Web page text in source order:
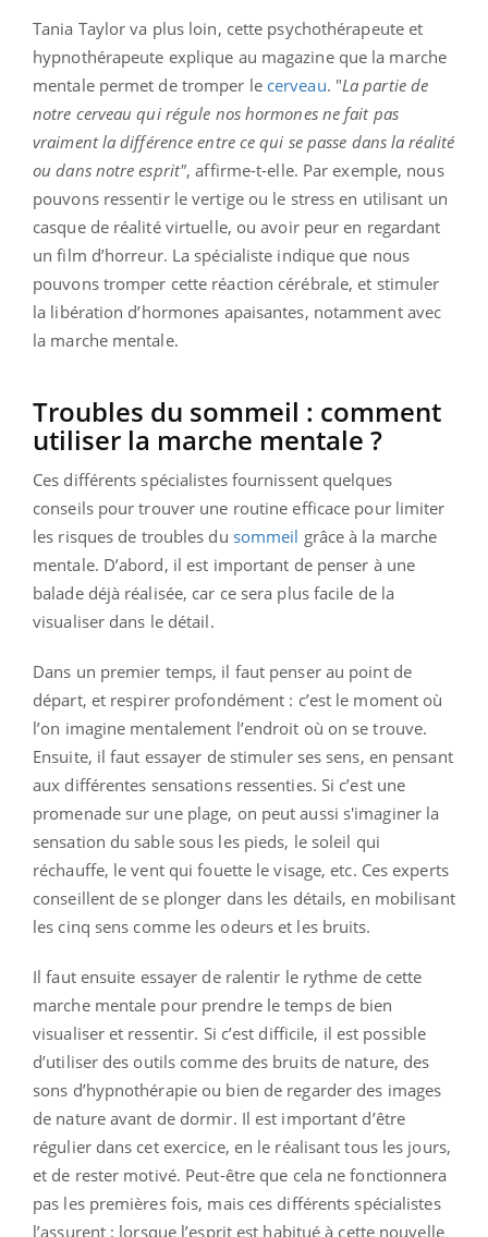
Tania Taylor va plus loin, cette psychothérapeute et
hypnothérapeute explique au magazine que la marche
mentale permet de tromper le cerveau. "La partie de
notre cerveau qui régule nos hormones ne fait pas
vraiment la différence entre ce qui se passe dans la réalité
ou dans notre esprit", affirme-t-elle. Par exemple, nous
pouvons ressentir le vertige ou le stress en utilisant un
casque de réalité virtuelle, ou avoir peur en regardant
un film d’horreur. La spécialiste indique que nous
pouvons tromper cette réaction cérébrale, et stimuler
la libération d’hormones apaisantes, notamment avec
la marche mentale.
Troubles du sommeil : comment
utiliser la marche mentale ?
Ces différents spécialistes fournissent quelques
conseils pour trouver une routine efficace pour limiter
les risques de troubles du sommeil grâce à la marche
mentale. D’abord, il est important de penser à une
balade déjà réalisée, car ce sera plus facile de la
visualiser dans le détail.
Dans un premier temps, il faut penser au point de
départ, et respirer profondément : c’est le moment où
l’on imagine mentalement l’endroit où on se trouve.
Ensuite, il faut essayer de stimuler ses sens, en pensant
aux différentes sensations ressenties. Si c’est une
promenade sur une plage, on peut aussi s'imaginer la
sensation du sable sous les pieds, le soleil qui
réchauffe, le vent qui fouette le visage, etc. Ces experts
conseillent de se plonger dans les détails, en mobilisant
les cinq sens comme les odeurs et les bruits.
Il faut ensuite essayer de ralentir le rythme de cette
marche mentale pour prendre le temps de bien
visualiser et ressentir. Si c’est difficile, il est possible
d’utiliser des outils comme des bruits de nature, des
sons d’hypnothérapie ou bien de regarder des images
de nature avant de dormir. Il est important d’être
régulier dans cet exercice, en le réalisant tous les jours,
et de rester motivé. Peut-être que cela ne fonctionnera
pas les premières fois, mais ces différents spécialistes
l’assurent : lorsque l’esprit est habitué à cette nouvelle